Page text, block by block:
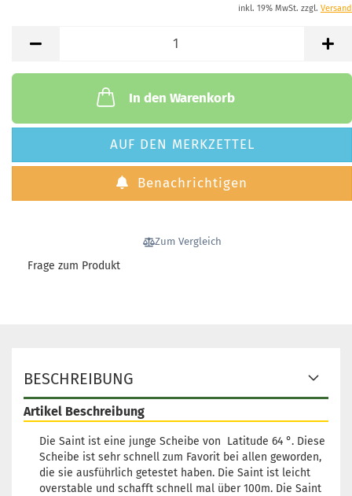
inkl. 19% MwSt. zzgl. Versand
In den Warenkorb
AUF DEN MERKZETTEL
Benachrichtigen
Zum Vergleich
Frage zum Produkt
BESCHREIBUNG
Artikel Beschreibung
Die Saint ist eine junge Scheibe von Latitude 64 °. Diese
Scheibe ist sehr schnell zum Favorit bei allen geworden,
die sie ausführlich getestet haben. Die Saint ist leicht
overstable und schafft schnell mal über 100m. Die Saint